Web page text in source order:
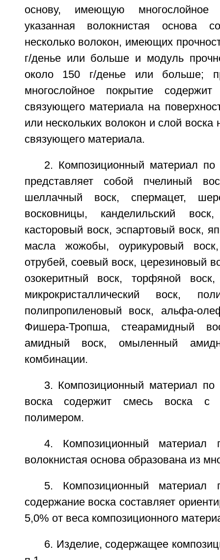
основу, имеющую многослойное
указанная волокнистая основа
несколько волокон, имеющих
г/денье или больше и модуль
около 150 г/денье или больше;
многослойное покрытие
связующего материала на
или нескольких волокон и слой воска
связующего материала.
2. Композиционный материал
представляет собой пчелиный
шеллачный воск, спермацет,
восковницы, канделильский
касторовый воск, эспартовый воск,
масла жожобы, оурикуровый
отрубей, соевый воск, церезиновый
озокеритный воск, торфяной
микрокристаллический воск,
полипропиленовый воск, альфа-
Фишера-Тропша, стеарамидный
амидный воск, омыленный
комбинации.
3. Композиционный материал
воска содержит смесь воска с
полимером.
4. Композиционный
волокнистая основа образована из
5. Композиционный
содержание воска составляет
5,0% от веса композиционного
6. Изделие, содержащее